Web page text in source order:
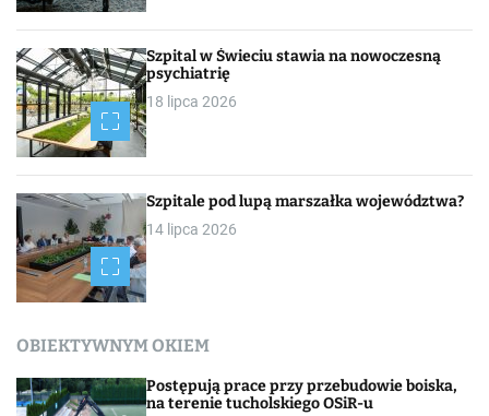
Szpital w Świeciu stawia na nowoczesną
psychiatrię
18 lipca 2026
Szpitale pod lupą marszałka województwa?
14 lipca 2026
OBIEKTYWNYM OKIEM
Postępują prace przy przebudowie boiska,
na terenie tucholskiego OSiR-u